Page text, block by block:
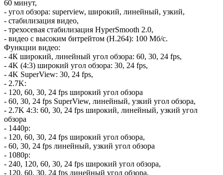
60 минут,
- угол обзора: superview, широкий, линейный, узкий,
- стабилизация видео,
- трехосевая стабилизация HyperSmooth 2.0,
- видео с высоким битрейтом (H.264): 100 Mб/с.
Функции видео:
- 4К широкий, линейный угол обзора: 60, 30, 24 fps,
- 4K (4:3) широкий угол обзора: 30, 24 fps,
- 4K SuperView: 30, 24 fps,
- 2.7K:
- 120, 60, 30, 24 fps широкий угол обзора
- 60, 30, 24 fps SuperView, линейный, узкий угол обзора,
- 2.7K 4:3: 60, 30, 24 fps широкий, линейный, узкий угол
обзора
- 1440p:
- 120, 60, 30, 24 fps широкий угол обзора,
- 60, 30, 24 fps линейный, узкий угол обзора
- 1080p:
- 240, 120, 60, 30, 24 fps широкий угол обзора,
- 120, 60, 30, 24 fps линейный угол обзора,